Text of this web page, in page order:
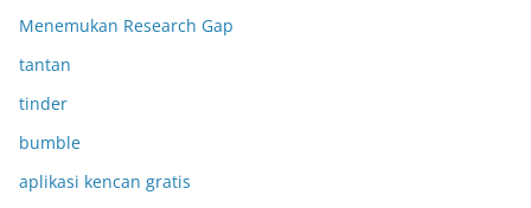
Menemukan Research Gap
tantan
tinder
bumble
aplikasi kencan gratis